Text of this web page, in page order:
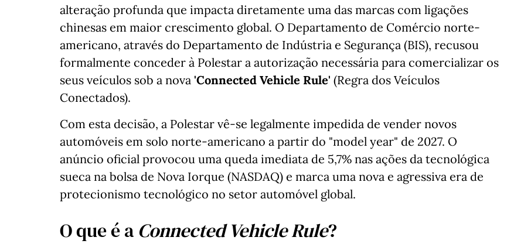
alteração profunda que impacta diretamente uma das marcas com ligações
chinesas em maior crescimento global. O Departamento de Comércio norte-
americano, através do Departamento de Indústria e Segurança (BIS), recusou
formalmente conceder à Polestar a autorização necessária para comercializar os
seus veículos sob a nova 'Connected Vehicle Rule' (Regra dos Veículos
Conectados).
Com esta decisão, a Polestar vê-se legalmente impedida de vender novos
automóveis em solo norte-americano a partir do "model year" de 2027. O
anúncio oficial provocou uma queda imediata de 5,7% nas ações da tecnológica
sueca na bolsa de Nova Iorque (NASDAQ) e marca uma nova e agressiva era de
protecionismo tecnológico no setor automóvel global.
O que é aConnected Vehicle Rule?